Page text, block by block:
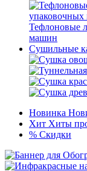
Тефлоновые
машин
Сушильные
Новинка
Хит Хиты
% Скидки